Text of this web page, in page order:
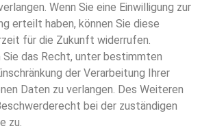
Wenn Sie eine Einwilligung zur
erteilt haben, können Sie diese
für die Zukunft widerrufen.
Sie das Recht, unter bestimmten
der Verarbeitung Ihrer
Daten zu verlangen. Des Weiteren
bei der zuständigen
zu.